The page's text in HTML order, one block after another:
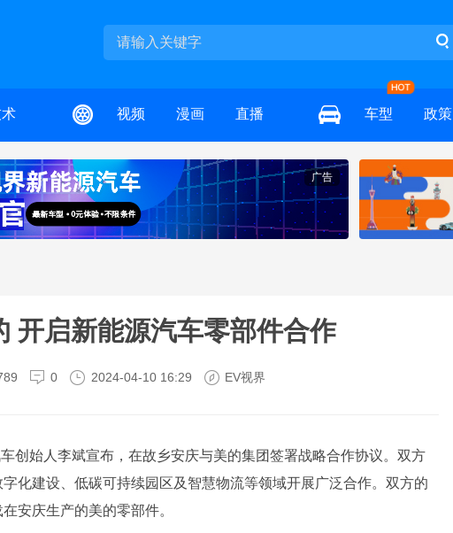
视频 漫画 直播 车型 政策
广告
开启新能源汽车零部件合作
0 2024-04-10 16:29 EV视界
创始人李斌宣布，在故乡安庆与美的集团签署战略合作协议。双方
化建设、低碳可持续园区及智慧物流等领域开展广泛合作。双方的
安庆生产的美的零部件。